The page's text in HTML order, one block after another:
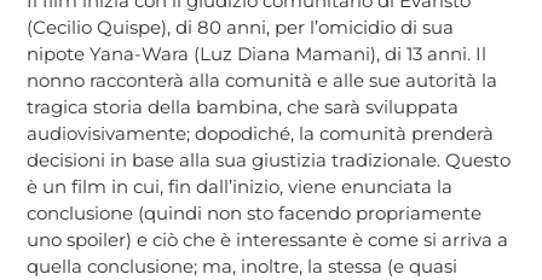
(Cecilio Quispe), di 80 anni, per l’omicidio di sua
nipote Yana-Wara (Luz Diana Mamani), di 13 anni. Il
nonno racconterà alla comunità e alle sue autorità la
tragica storia della bambina, che sarà sviluppata
audiovisivamente; dopodiché, la comunità prenderà
decisioni in base alla sua giustizia tradizionale. Questo
è un film in cui, fin dall’inizio, viene enunciata la
conclusione (quindi non sto facendo propriamente
uno spoiler) e ciò che è interessante è come si arriva a
quella conclusione; ma, inoltre, la stessa (e quasi